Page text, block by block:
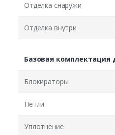
Отделка снаружи
Отделка внутри
Базовая комплектация
Блокираторы
Петли
Уплотнение